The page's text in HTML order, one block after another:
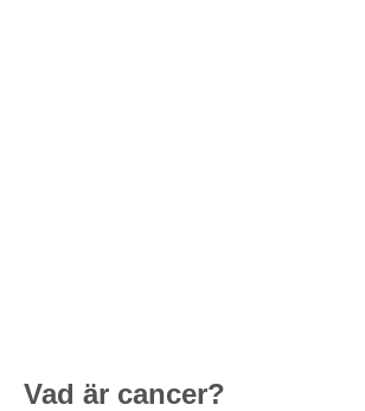
Vad är cancer?